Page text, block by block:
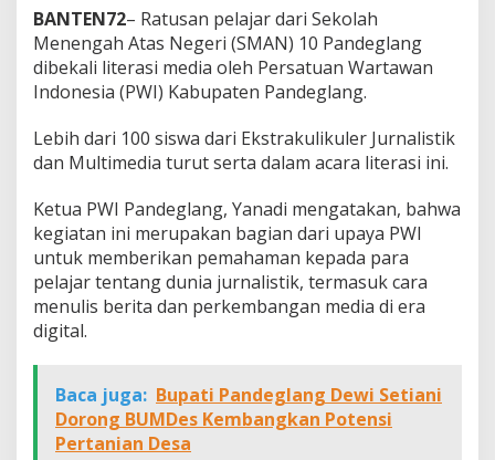
BANTEN72– Ratusan pelajar dari Sekolah
Menengah Atas Negeri (SMAN) 10 Pandeglang
dibekali literasi media oleh Persatuan Wartawan
Indonesia (PWI) Kabupaten Pandeglang.
Lebih dari 100 siswa dari Ekstrakulikuler Jurnalistik
dan Multimedia turut serta dalam acara literasi ini.
Ketua PWI Pandeglang, Yanadi mengatakan, bahwa
kegiatan ini merupakan bagian dari upaya PWI
untuk memberikan pemahaman kepada para
pelajar tentang dunia jurnalistik, termasuk cara
menulis berita dan perkembangan media di era
digital.
Baca juga: Bupati Pandeglang Dewi Setiani
Dorong BUMDes Kembangkan Potensi
Pertanian Desa